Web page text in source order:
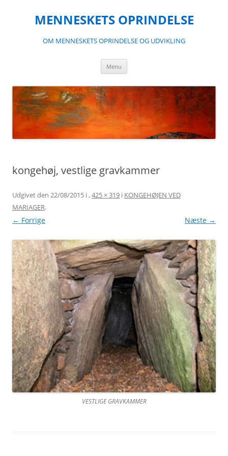
indholdMENNESKETS OPRINDELSE
OM MENNESKETS OPRINDELSE OG UDVIKLING
Menu
kongehøj, vestlige gravkammer
Udgivet den 22/08/2015 i,425 × 319 i KONGEHØJEN VED
MARIAGER.
← Forrige Næste →
VESTLIGE GRAVKAMMER